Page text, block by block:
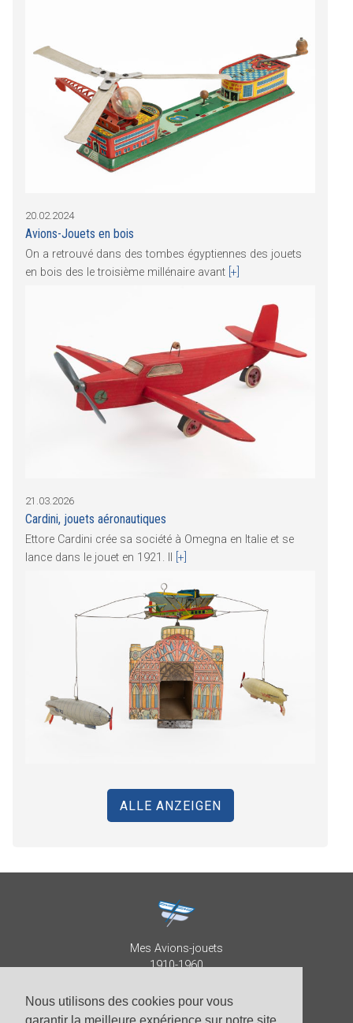
Nous utilisons des cookies pour vous
garantir la meilleure expérience sur notre site
20.02.2024
Avions-Jouets en bois
On a retrouvé dans des tombes égyptiennes des jouets
en bois des le troisième millénaire avant [+]
21.03.2026
Cardini, jouets aéronautiques
Ettore Cardini crée sa société à Omegna en Italie et se
lance dans le jouet en 1921. Il
[+]
ALLE ANZEIGEN
Mes Avions-jouets
1910-1960